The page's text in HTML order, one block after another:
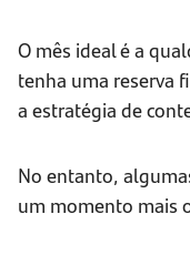
O mês ideal é a
tenha uma reserva
a estratégia de
No entanto,
um momento mais